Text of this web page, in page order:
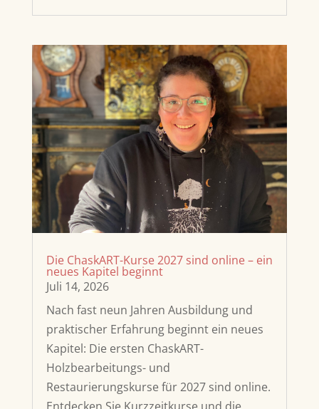
Die ChaskART-Kurse 2027 sind online – ein
neues Kapitel beginnt
Juli 14, 2026
Nach fast neun Jahren Ausbildung und
praktischer Erfahrung beginnt ein neues
Kapitel: Die ersten ChaskART-
Holzbearbeitungs- und
Restaurierungskurse für 2027 sind online.